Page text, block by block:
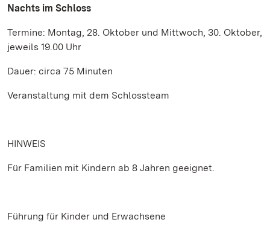
Nachts im Schloss
Termine: Montag, 28. Oktober und Mittwoch, 30. Oktober,
jeweils 19.00 Uhr
Dauer: circa 75 Minuten
Veranstaltung mit dem Schlossteam
HINWEIS
Für Familien mit Kindern ab 8 Jahren geeignet.
Führung für Kinder und Erwachsene